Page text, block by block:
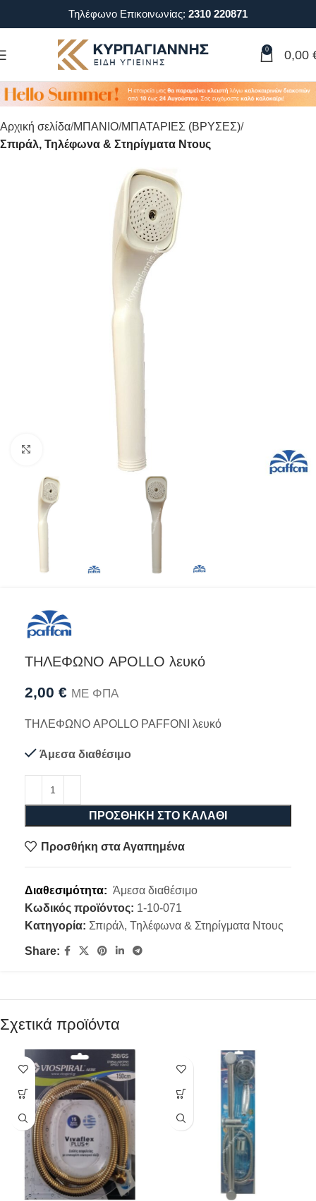
Τηλέφωνο Επικοινωνίας: 2310 220871
0 0,00
Αρχική σελίδα ΜΠΑΝΙΟ ΜΠΑΤΑΡΙΕΣ (ΒΡΥΣΕΣ)
Σπιράλ, Τηλέφωνα & Στηρίγματα Ντους
ΤΗΛΕΦΩΝΟ APOLLO λευκό
2,00 € ΜΕ ΦΠΑ
ΤΗΛΕΦΩΝΟ APOLLO PAFFONI λευκό
Άμεσα διαθέσιμο
ΠΡΟΣΘΉΚΗ ΣΤΟ ΚΑΛΆΘΙ
Προσθήκη στα Αγαπημένα
Διαθεσιμότητα: Άμεσα διαθέσιμο
Κωδικός προϊόντος: 1-10-071
Κατηγορία: Σπιράλ, Τηλέφωνα & Στηρίγματα Ντους
Share:
Σχετικά προϊόντα